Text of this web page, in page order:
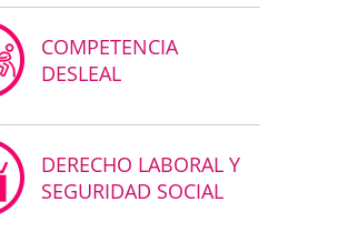
COMPETENCIA
DESLEAL
DERECHO LABORAL Y
SEGURIDAD SOCIAL